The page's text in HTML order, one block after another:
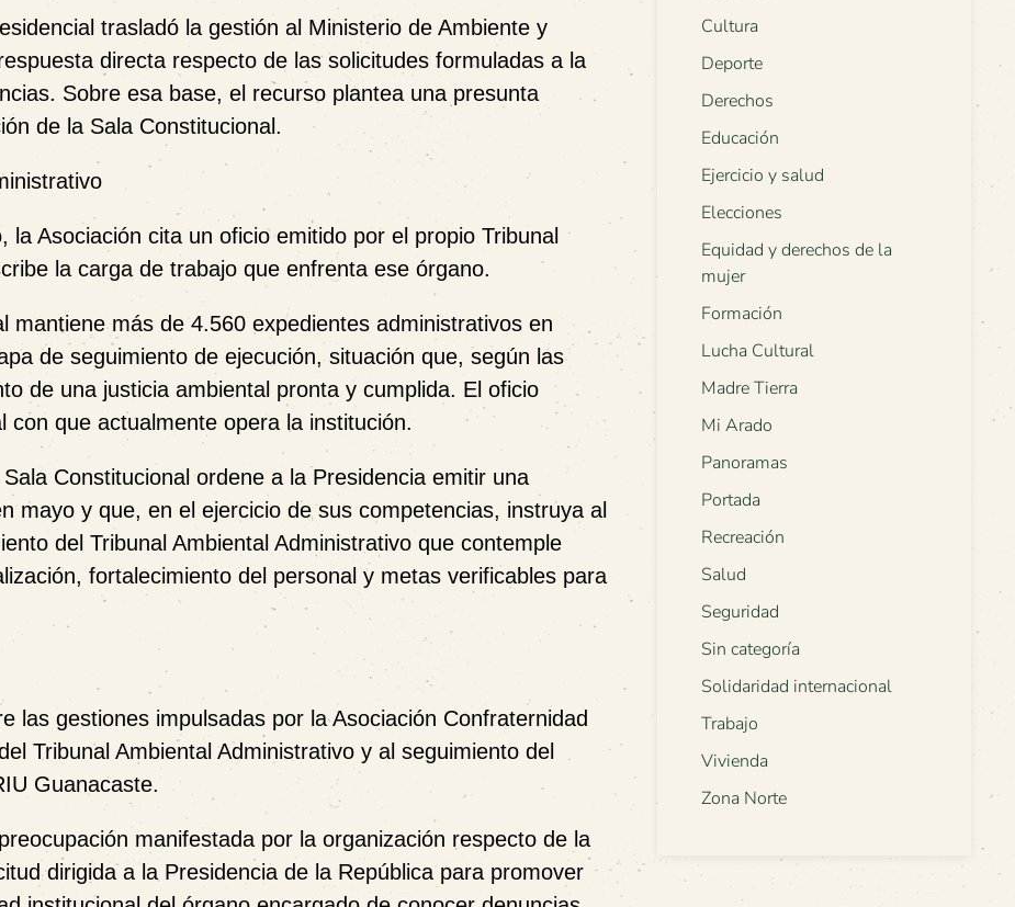
trasladó la gestión al Ministerio de Ambiente y
directa respecto de las solicitudes formuladas a la
Sobre esa base, el recurso plantea una presunta
de la Sala Constitucional.
Asociación cita un oficio emitido por el propio Tribunal
la carga de trabajo que enfrenta ese órgano.
mantiene más de 4.560 expedientes administrativos en
de seguimiento de ejecución, situación que, según las
de una justicia ambiental pronta y cumplida. El oficio
que actualmente opera la institución.
Constitucional ordene a la Presidencia emitir una
mayo y que, en el ejercicio de sus competencias, instruya al
del Tribunal Ambiental Administrativo que contemple
fortalecimiento del personal y metas verificables para
las gestiones impulsadas por la Asociación Confraternidad
Tribunal Ambiental Administrativo y al seguimiento del
Guanacaste.
manifestada por la organización respecto de la
dirigida a la Presidencia de la República para promover
Cultura
Deporte
Derechos
Educación
Ejercicio y salud
Elecciones
Equidad y derechos de la
mujer
Formación
Lucha Cultural
Madre Tierra
Mi Arado
Panoramas
Portada
Recreación
Salud
Seguridad
Sin categoría
Solidaridad internacional
Trabajo
Vivienda
Zona Norte